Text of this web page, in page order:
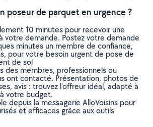
poseur de parquet en urgence ?
10 minutes pour recevoir une
votre demande. Postez votre demande
minutes un membre de confiance,
pour votre besoin urgent de pose de
de sol
des membres, professionnels ou
ont contacté. Présentation, photos de
avis : trouvez l'offreur idéal, adapté à
votre budget.
depuis la messagerie AlloVoisins pour
et efficaces grâce aux outils